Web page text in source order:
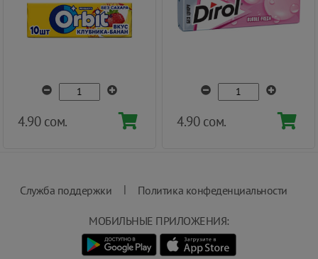
4.90 сом. 4.90 сом.
Служба поддержки | Политика конфеденциальности
МОБИЛЬНЫЕ ПРИЛОЖЕНИЯ: